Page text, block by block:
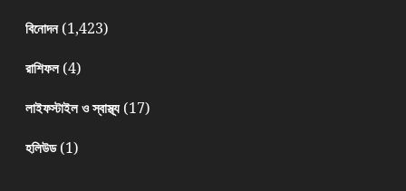
বিনোদন(1,423)
রাশিফল(4)
লাইফস্টাইল ও স্বাস্থ্য(17)
হলিউড(1)